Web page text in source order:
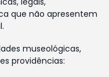
que não apresentem
museológicas,
providências: